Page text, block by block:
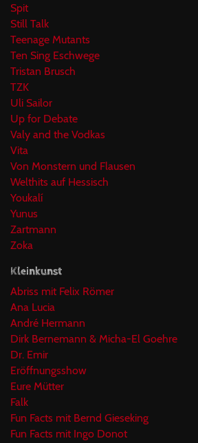
Spit
Still Talk
Teenage Mutants
Ten Sing Eschwege
Tristan Brusch
TZK
Uli Sailor
Up for Debate
Valy and the Vodkas
Vita
Von Monstern und Flausen
Welthits auf Hessisch
Youkalí
Yunus
Zartmann
Zoka
Kleinkunst
Abriss mit Felix Römer
Ana Lucia
André Hermann
Dirk Bernemann & Micha-El Goehre
Dr. Emir
Eröffnungsshow
Eure Mütter
Falk
Fun Facts mit Bernd Gieseking
Fun Facts mit Ingo Donot